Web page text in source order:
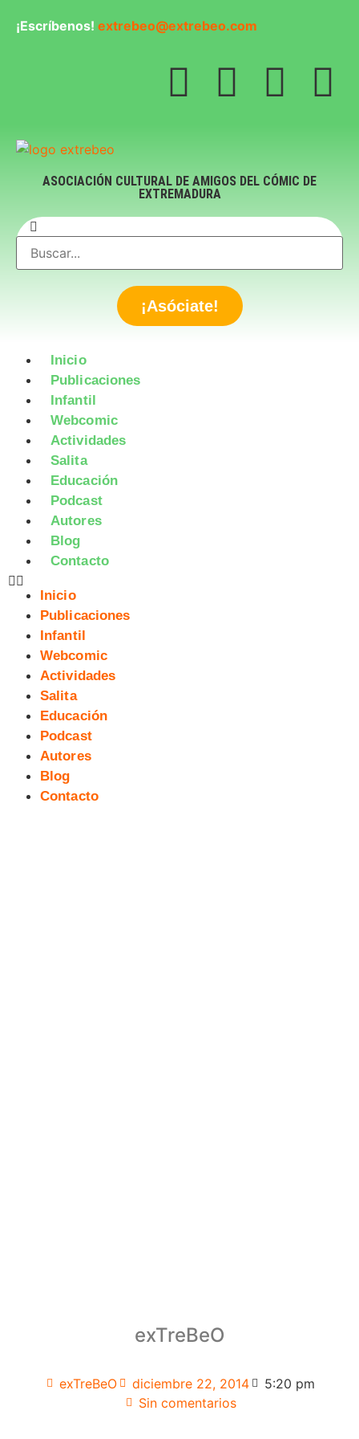
¡Escríbenos! extrebeo@extrebeo.com
ASOCIACIÓN CULTURAL DE AMIGOS DEL CÓMIC DE
EXTREMADURA
¡Asóciate!
Inicio
Publicaciones
Infantil
Webcomic
Actividades
Salita
Educación
Podcast
Autores
Blog
Contacto
Inicio
Publicaciones
Infantil
Webcomic
Actividades
Salita
Educación
Podcast
Autores
Blog
Contacto
exTreBeO
exTreBeO diciembre 22, 2014
5:20 pm
Sin comentarios